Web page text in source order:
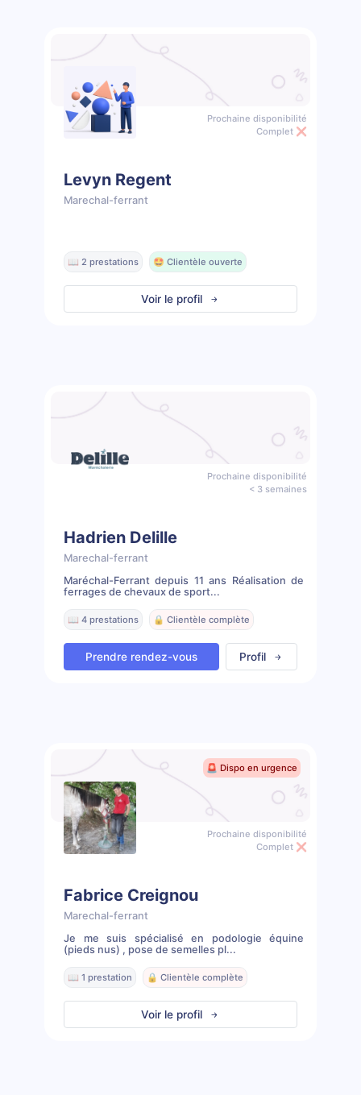
Prochaine disponibilité
Complet ❌
Levyn Regent
Marechal-ferrant
📖 2 prestations 🤩 Clientèle ouverte
Voir le profil
Prochaine disponibilité
< 3 semaines
Hadrien Delille
Marechal-ferrant
Maréchal-Ferrant depuis 11 ans Réalisation de
ferrages de chevaux de sport...
📖 4 prestations 🔒 Clientèle complète
Prendre rendez-vous Profil
🚨 Dispo en urgence
Prochaine disponibilité
Complet ❌
Fabrice Creignou
Marechal-ferrant
Je me suis spécialisé en podologie équine
(pieds nus) , pose de semelles pl...
📖 1 prestation 🔒 Clientèle complète
Voir le profil